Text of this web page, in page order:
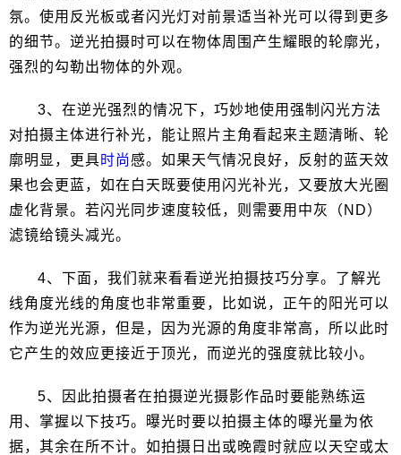
氛。使用反光板或者闪光灯对前景适当补光可以得到更多
的细节。逆光拍摄时可以在物体周围产生耀眼的轮廓光，
强烈的勾勒出物体的外观。
3、在逆光强烈的情况下，巧妙地使用强制闪光方法
对拍摄主体进行补光，能让照片主角看起来主题清晰、轮
廓明显，更具时尚感。如果天气情况良好，反射的蓝天效
果也会更蓝，如在白天既要使用闪光补光，又要放大光圈
虚化背景。若闪光同步速度较低，则需要用中灰（ND）
滤镜给镜头减光。
4、下面，我们就来看看逆光拍摄技巧分享。了解光
线角度光线的角度也非常重要，比如说，正午的阳光可以
作为逆光光源，但是，因为光源的角度非常高，所以此时
它产生的效应更接近于顶光，而逆光的强度就比较小。
5、因此拍摄者在拍摄逆光摄影作品时要能熟练运
用、掌握以下技巧。曝光时要以拍摄主体的曝光量为依
据，其余在所不计。如拍摄日出或晚霞时就应以天空或太